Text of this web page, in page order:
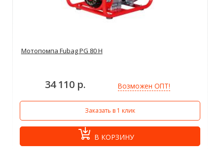
Мотопомпа Fubag PG 80 H
34 110 р. Возможен ОПТ!
Заказать в 1 клик
В КОРЗИНУ